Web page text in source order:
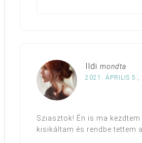
Ildi mondta
2021. ÁPRILIS 5.,
Sziasztok! Én is ma
kisikáltam és rendbe tettem